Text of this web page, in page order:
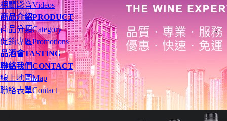
相關影音Videos
商品介紹PRODUCT
商品分類Category
促銷專區Promotions
品酒會TASTING
聯絡我們CONTACT
線上地圖Map
聯絡表單Contact